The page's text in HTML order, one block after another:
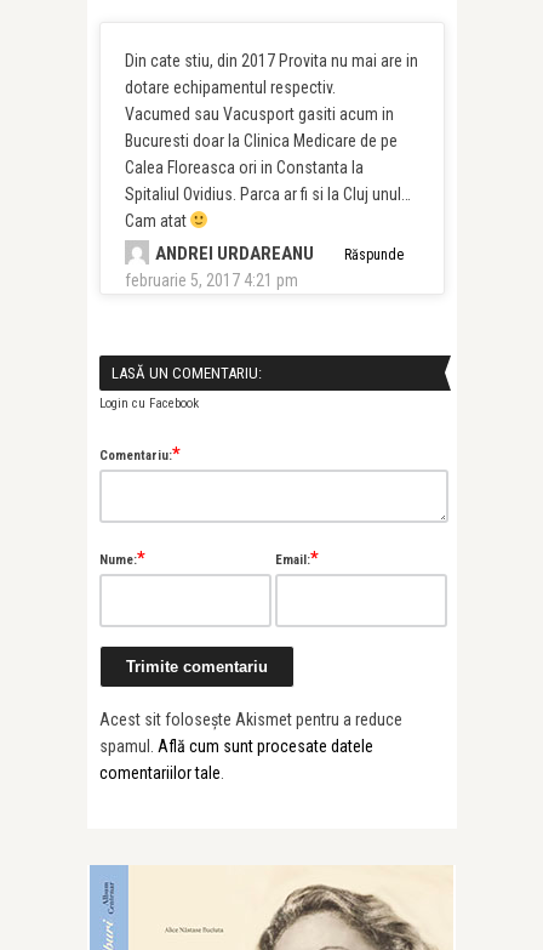
Din cate stiu, din 2017 Provita nu mai are in
dotare echipamentul respectiv.
Vacumed sau Vacusport gasiti acum in
Bucuresti doar la Clinica Medicare de pe
Calea Floreasca ori in Constanta la
Spitaliul Ovidius. Parca ar fi si la Cluj unul…
Cam atat
ANDREI URDAREANU
februarie 5, 2017 4:21 pm
Răspunde
LASĂ UN COMENTARIU:
Login cu Facebook
Comentariu:*
Nume:* Email:*
Acest sit folosește Akismet pentru a reduce
spamul. Află cum sunt procesate datele
comentariilor tale